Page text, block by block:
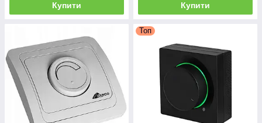
Купити Купити
Топ